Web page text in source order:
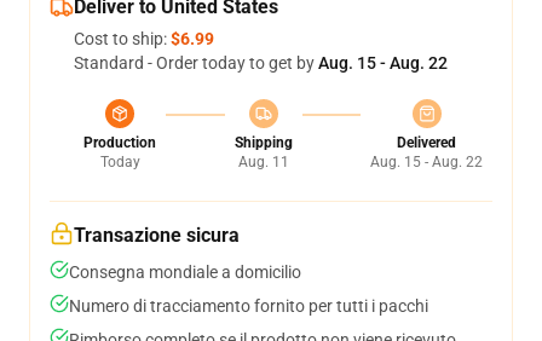
Deliver to United States
Cost to ship:$6.99
Standard - Order today to get byAug. 15 - Aug. 22
Production
Today
Shipping
Aug. 11
Delivered
Aug. 15 - Aug. 22
Transazione sicura
Consegna mondiale a domicilio
Numero di tracciamento fornito per tutti i pacchi